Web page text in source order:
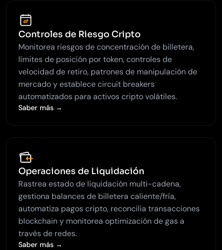
Controles de Riesgo Cripto
Monitorea riesgos de concentración de billetera,
límites de posición por token, controles de
velocidad de retiro, patrones de manipulación de
mercado y establece circuit breakers
automatizados para activos cripto volátiles.
Saber más →
Operaciones de Liquidación
Rastrea estado de liquidación multi-cadena,
gestiona balances de billetera caliente/fría,
automatiza pagos cripto, reconcilia transacciones
blockchain y monitorea optimización de gas a
través de redes.
Saber más →